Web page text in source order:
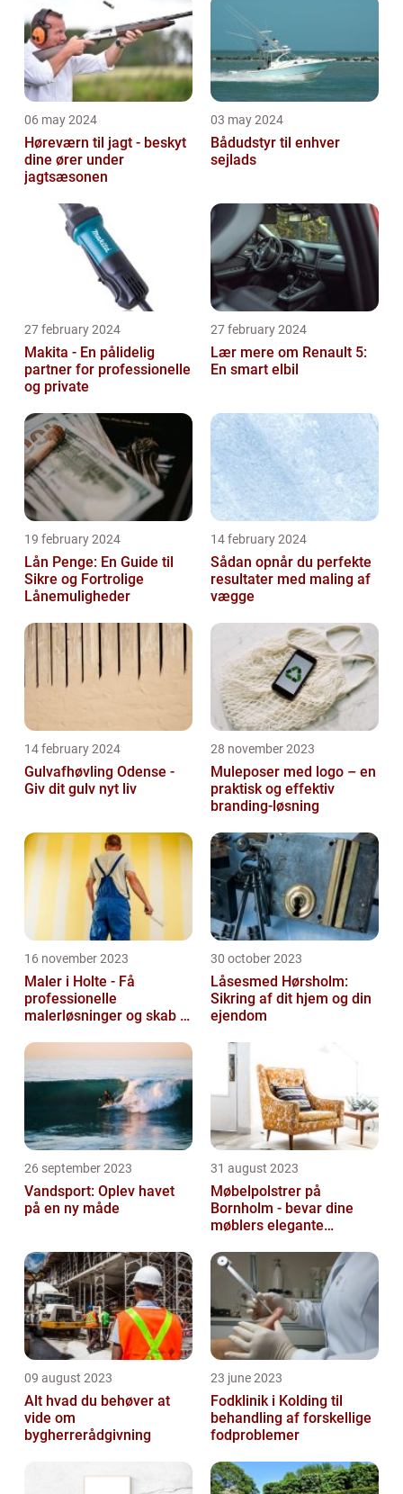
06 may 2024
Høreværn til jagt - beskyt
dine ører under
jagtsæsonen
03 may 2024
Bådudstyr til enhver
sejlads
27 february 2024
Makita - En pålidelig
partner for professionelle
og private
27 february 2024
Lær mere om Renault 5:
En smart elbil
19 february 2024
Lån Penge: En Guide til
Sikre og Fortrolige
Lånemuligheder
14 february 2024
Sådan opnår du perfekte
resultater med maling af
vægge
14 february 2024
Gulvafhøvling Odense -
Giv dit gulv nyt liv
28 november 2023
Muleposer med logo – en
praktisk og effektiv
branding-løsning
16 november 2023
Maler i Holte - Få
professionelle
malerløsninger og skab et
30 october 2023
Låsesmed Hørsholm:
Sikring af dit hjem og din
ejendom
26 september 2023
Vandsport: Oplev havet
på en ny måde
31 august 2023
Møbelpolstrer på
Bornholm - bevar dine
møblers elegante
09 august 2023
Alt hvad du behøver at
vide om
bygherrerådgivning
23 june 2023
Fodklinik i Kolding til
behandling af forskellige
fodproblemer